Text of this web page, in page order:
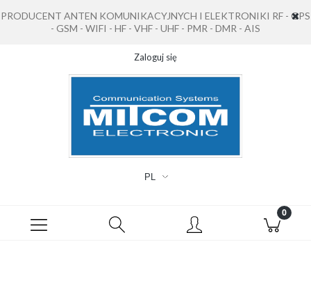
PRODUCENT ANTEN KOMUNIKACYJNYCH I ELEKTRONIKI RF - GPS
- GSM - WIFI - HF - VHF - UHF - PMR - DMR - AIS
Zaloguj się